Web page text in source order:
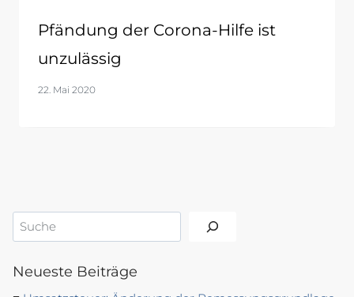
Pfändung der Corona-Hilfe ist
unzulässig
22. Mai 2020
Suchen
Neueste Beiträge